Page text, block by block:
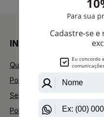
INSTITUCIONAL
Quem Somos
Política de Privacidade
Segurança
Política de Troca